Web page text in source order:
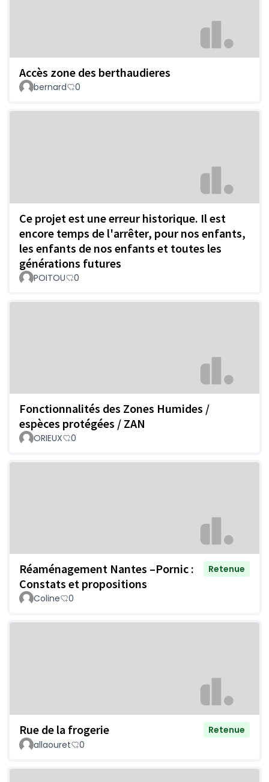
Accès zone des berthaudieres
bernard 0
Ce projet est une erreur historique. Il est
encore temps de l'arrêter, pour nos enfants,
les enfants de nos enfants et toutes les
générations futures
POITOU 0
Fonctionnalités des Zones Humides /
espèces protégées / ZAN
ORIEUX 0
Réaménagement Nantes –Pornic :
Constats et propositions
Retenue
Coline 0
Rue de la frogerie
Retenue
allaouret
0